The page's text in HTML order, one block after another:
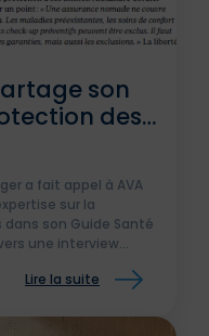
son
des
à
a fait appel à AVA
sur la
son Guide Santé
une interview
de l'assurance santé
le Plan Santé
Lire la suite